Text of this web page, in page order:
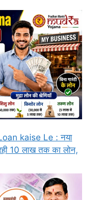
kaise Le : नया
10 लाख तक का लोन,